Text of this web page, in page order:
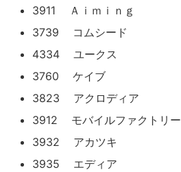
3911 Ａｉｍｉｎｇ
3739 コムシード
4334 ユークス
3760 ケイブ
3823 アクロディア
3912 モバイルファクトリー
3932 アカツキ
3935 エディア